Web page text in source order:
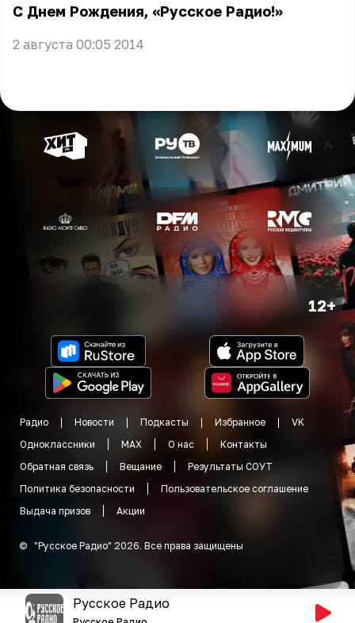
С Днем Рождения, «Русское Радио!»
2 августа 00:05 2014
12+
Радио Новости Подкасты Избранное
VK
Одноклассники
MAX О нас
Контакты
Обратная связь
Вещание
Результаты СОУТ
Политика безопасности
Пользовательское соглашение
Выдача призов
Акции
© "Русское Радио" 2026. Все права защищены
Русское Радио